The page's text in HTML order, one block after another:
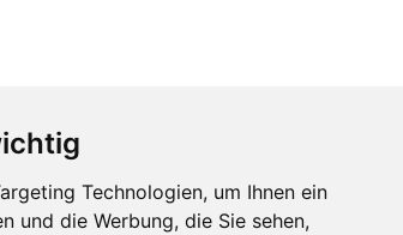
Technologien, um Ihnen ein
und die Werbung, die Sie sehen,